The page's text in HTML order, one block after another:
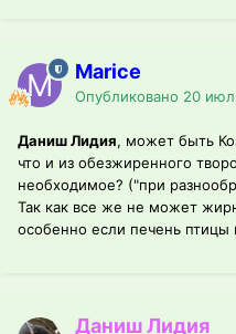
Marice
Опубликовано 20
Даниш Лидия, может быть
что и из обезжиренного
необходимое? ("при
Так как все же не может
особенно если печень птицы
Даниш Лидия